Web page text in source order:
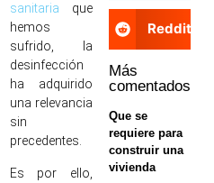
sanitaria que
hemos
sufrido, la
desinfección
ha adquirido
una relevancia
sin
precedentes.
Es por ello,
Reddit
Más
comentados
Que se
requiere para
construir una
vivienda